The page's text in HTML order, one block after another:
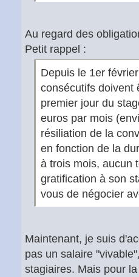
Au regard des
Petit rappel :
Depuis le 1er
consécutifs doivent
premier jour du
euros par mois
résiliation de la
en fonction de la
à trois mois, aucun
gratification à son
vous de négocier
Maintenant, je suis
pas un salaire
stagiaires. Mais pour